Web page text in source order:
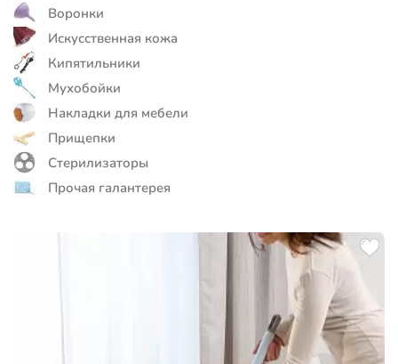
Воронки
Искусственная кожа
Кипятильники
Мухобойки
Накладки для мебели
Прищепки
Стерилизаторы
Прочая галантерея